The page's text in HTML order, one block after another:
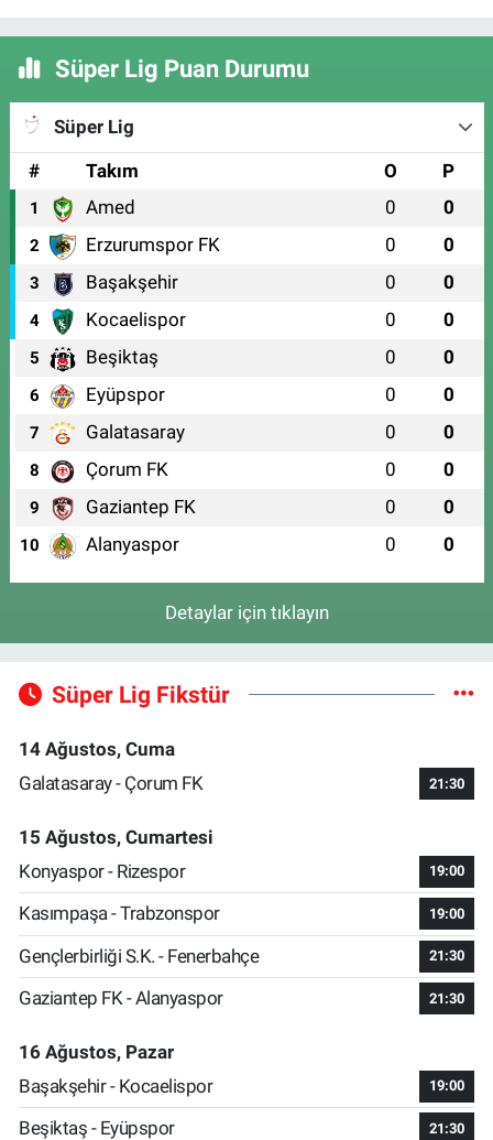
Süper Lig Puan Durumu
Süper Lig
#
Takım O P
1 Amed 0 0
2 Erzurumspor FK 0 0
3 Başakşehir 0 0
4 Kocaelispor 0 0
5 Beşiktaş 0 0
6 Eyüpspor 0 0
7 Galatasaray 0 0
8 Çorum FK 0 0
9 Gaziantep FK 0 0
10 Alanyaspor 0 0
Detaylar için tıklayın
Süper Lig Fikstür
14 Ağustos, Cuma
Galatasaray - Çorum FK
21:30
15 Ağustos, Cumartesi
Konyaspor - Rizespor
19:00
Kasımpaşa - Trabzonspor 19:00
Gençlerbirliği S.K. - Fenerbahçe 21:30
Gaziantep FK - Alanyaspor 21:30
16 Ağustos, Pazar
Başakşehir - Kocaelispor
19:00
Beşiktaş - Eyüpspor 21:30